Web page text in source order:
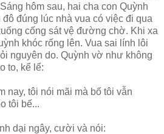
hôm sau, hai cha con Quỳnh
đúng lúc nhà vua có việc đi qua
cống sát vệ đường chờ. Khi xa
khóc rống lên. Vua sai lính lôi
nguyên do. Quỳnh vờ như không
to, kể lể:
nay, tôi nói mãi mà bố tôi vẫn
tôi bế...
dại ngây, cười và nói: